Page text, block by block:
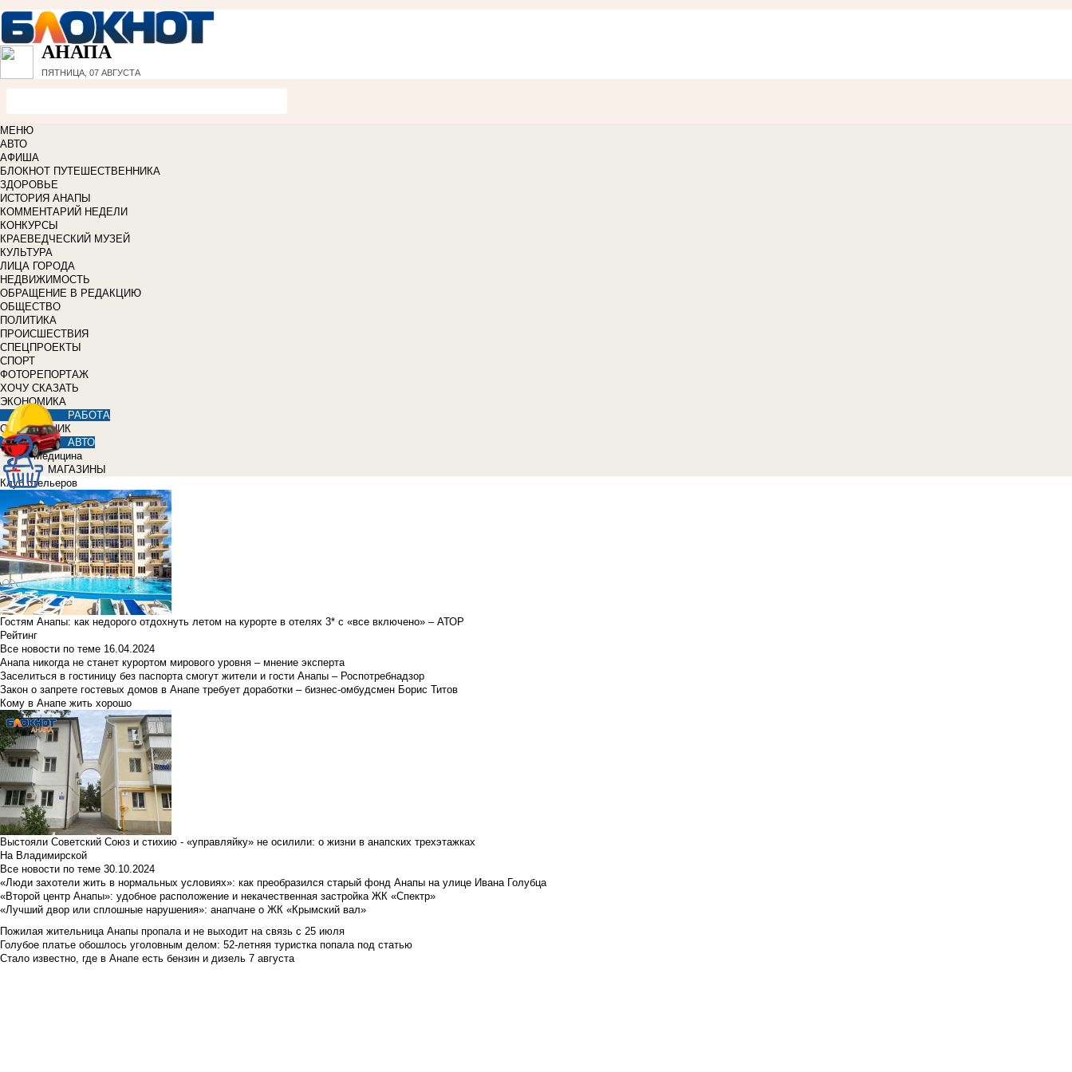
АНАПА
ПЯТНИЦА, 07 АВГУСТА
МЕНЮ
АВТО
АФИША
БЛОКНОТ ПУТЕШЕСТВЕННИКА
ЗДОРОВЬЕ
ИСТОРИЯ АНАПЫ
КОММЕНТАРИЙ НЕДЕЛИ
КОНКУРСЫ
КРАЕВЕДЧЕСКИЙ МУЗЕЙ
КУЛЬТУРА
ЛИЦА ГОРОДА
НЕДВИЖИМОСТЬ
ОБРАЩЕНИЕ В РЕДАКЦИЮ
ОБЩЕСТВО
ПОЛИТИКА
ПРОИСШЕСТВИЯ
СПЕЦПРОЕКТЫ
СПОРТ
ФОТОРЕПОРТАЖ
ХОЧУ СКАЗАТЬ
ЭКОНОМИКА
РАБОТА
СПРАВОЧНИК
АВТО
Медицина
МАГАЗИНЫ
Клуб отельеров
Гостям Анапы: как недорого отдохнуть летом на курорте в отелях 3* с «все включено» – АТОР
Рейтинг
Все новости по теме 16.04.2024
Анапа никогда не станет курортом мирового уровня – мнение эксперта
Заселиться в гостиницу без паспорта смогут жители и гости Анапы – Роспотребнадзор
Закон о запрете гостевых домов в Анапе требует доработки – бизнес-омбудсмен Борис Титов
Кому в Анапе жить хорошо
Выстояли Советский Союз и стихию - «управляйку» не осилили: о жизни в анапских трехэтажках
На Владимирской
Все новости по теме 30.10.2024
«Люди захотели жить в нормальных условиях»: как преобразился старый фонд Анапы на улице Ивана Голубца
«Второй центр Анапы»: удобное расположение и некачественная застройка ЖК «Спектр»
«Лучший двор или сплошные нарушения»: анапчане о ЖК «Крымский вал»
Пожилая жительница Анапы пропала и не выходит на связь с 25 июля
Голубое платье обошлось уголовным делом: 52-летняя туристка попала под статью
Стало известно, где в Анапе есть бензин и дизель 7 августа